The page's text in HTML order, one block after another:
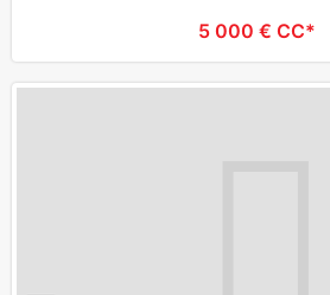
5 000 € CC*